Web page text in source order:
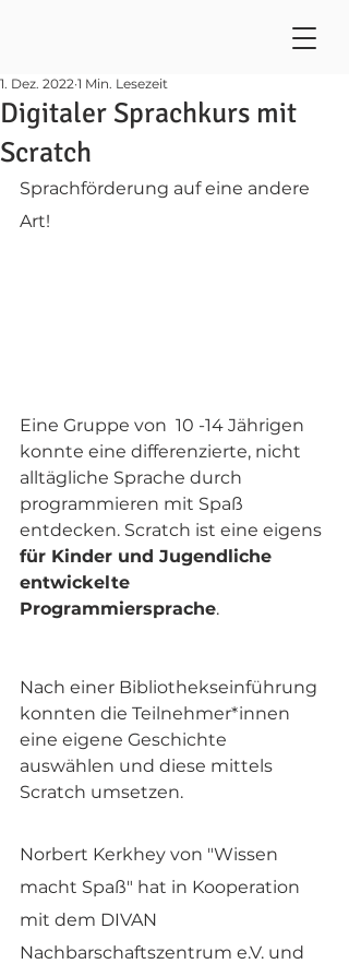
Digitaler Sprachkurs mit
Scratch
1. Dez. 2022 1 Min. Lesezeit
Sprachförderung auf eine andere
Art!
Eine Gruppe von  10 -14 Jährigen
konnte eine differenzierte, nicht
alltägliche Sprache durch
programmieren mit Spaß
entdecken. Scratch ist eine eigens
für Kinder und Jugendliche
entwickelte
Programmiersprache.
Nach einer Bibliothekseinführung
konnten die Teilnehmer*innen
eine eigene Geschichte
auswählen und diese mittels
Scratch umsetzen.
Norbert Kerkhey von "Wissen
macht Spaß" hat in Kooperation
mit dem DIVAN
Nachbarschaftszentrum e.V. und